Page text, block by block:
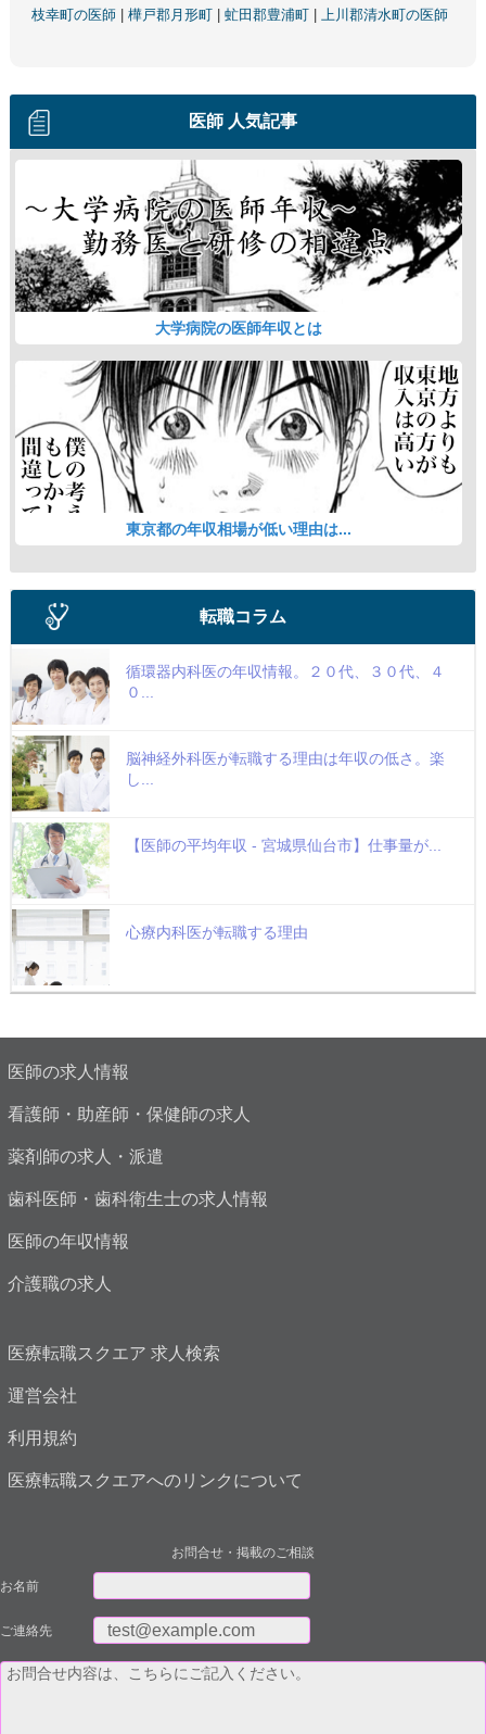
枝幸町の医師
樺戸郡月形町 虻田郡豊浦町 上川郡清水町の医師
医師 人気記事
大学病院の医師年収とは
東京都の年収相場が低い理由は...
転職コラム
循環器内科医の年収情報。２０代、３０代、４
０...
脳神経外科医が転職する理由は年収の低さ。楽
し...
【医師の平均年収 - 宮城県仙台市】仕事量が...
心療内科医が転職する理由
医師の求人情報
看護師・助産師・保健師の求人
薬剤師の求人・派遣
歯科医師・歯科衛生士の求人情報
医師の年収情報
介護職の求人
医療転職スクエア 求人検索
運営会社
利用規約
医療転職スクエアへのリンクについて
お問合せ・掲載のご相談
お名前
ご連絡先